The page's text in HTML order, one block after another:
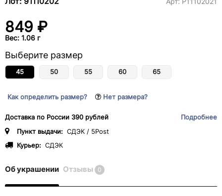
849 ₽
Вес: 1.06 г
Выберите размер
45 50 55 60 65
Как определить размер? Нет размера?
Доставка по России 390 рублей
Подробнее
Пункт выдачи: СДЭК / 5Post
Курьер: СДЭК
Об украшении Отзывы 0